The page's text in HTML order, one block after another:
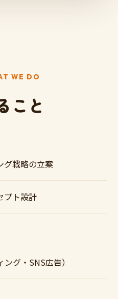
WE DO
こと
グ戦略の立案
プト設計
グ・SNS広告）